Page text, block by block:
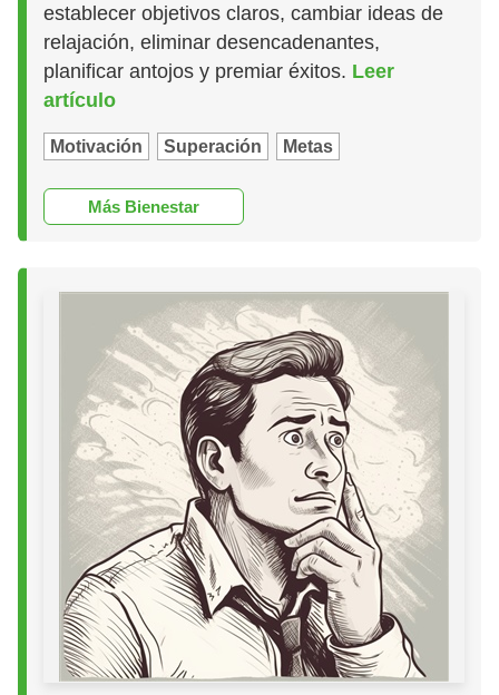
establecer objetivos claros, cambiar ideas de
relajación, eliminar desencadenantes,
planificar antojos y premiar éxitos. Leer
artículo
Motivación Superación Metas
Más Bienestar